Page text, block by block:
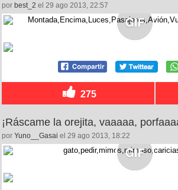
por best_2 el 29 ago 2013, 22:57
275
¡Ráscame la orejita, vaaaaa,
por Yuno__Gasai el 29 ago 2013, 18:22